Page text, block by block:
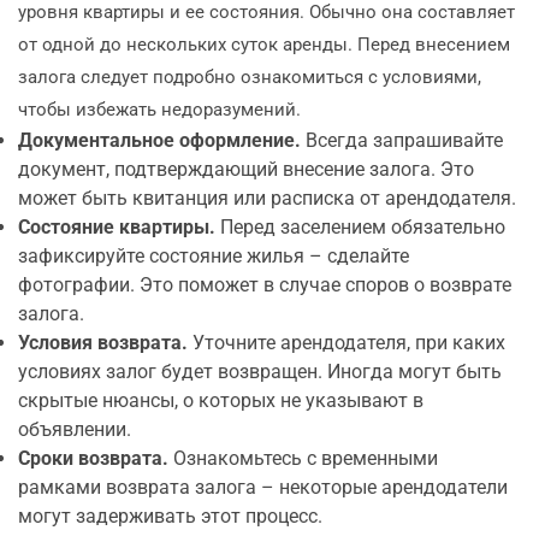
уровня квартиры и ее состояния. Обычно она составляет
от одной до нескольких суток аренды. Перед внесением
залога следует подробно ознакомиться с условиями,
чтобы избежать недоразумений.
Документальное оформление. Всегда запрашивайте
документ, подтверждающий внесение залога. Это
может быть квитанция или расписка от арендодателя.
Состояние квартиры. Перед заселением обязательно
зафиксируйте состояние жилья – сделайте
фотографии. Это поможет в случае споров о возврате
залога.
Условия возврата. Уточните арендодателя, при каких
условиях залог будет возвращен. Иногда могут быть
скрытые нюансы, о которых не указывают в
объявлении.
Сроки возврата. Ознакомьтесь с временными
рамками возврата залога – некоторые арендодатели
могут задерживать этот процесс.